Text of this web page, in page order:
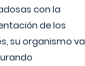
con la
de los
su organismo va